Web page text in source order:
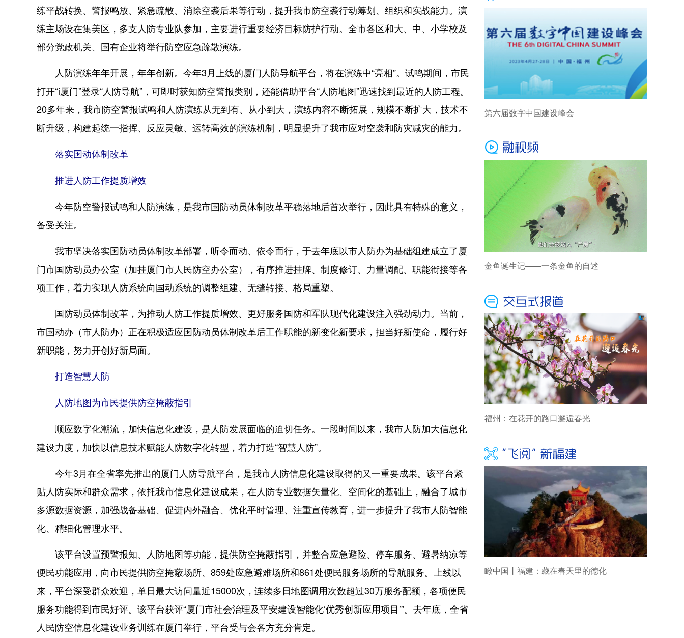
练平战转换、警报鸣放、紧急疏散、消除空袭后果等行动，提升我市防空袭行动筹划、组织和实战能力。演
练主场设在集美区，多支人防专业队参加，主要进行重要经济目标防护行动。全市各区和大、中、小学校及
部分党政机关、国有企业将举行防空应急疏散演练。
人防演练年年开展，年年创新。今年3月上线的厦门人防导航平台，将在演练中“亮相”。试鸣期间，市民
打开“i厦门”登录“人防导航”，可即时获知防空警报类别，还能借助平台“人防地图”迅速找到最近的人防工程。
20多年来，我市防空警报试鸣和人防演练从无到有、从小到大，演练内容不断拓展，规模不断扩大，技术不
断升级，构建起统一指挥、反应灵敏、运转高效的演练机制，明显提升了我市应对空袭和防灾减灾的能力。
落实国动体制改革
推进人防工作提质增效
今年防空警报试鸣和人防演练，是我市国防动员体制改革平稳落地后首次举行，因此具有特殊的意义，
备受关注。
我市坚决落实国防动员体制改革部署，听令而动、依令而行，于去年底以市人防办为基础组建成立了厦
门市国防动员办公室（加挂厦门市人民防空办公室），有序推进挂牌、制度修订、力量调配、职能衔接等各
项工作，着力实现人防系统向国动系统的调整组建、无缝转接、格局重塑。
国防动员体制改革，为推动人防工作提质增效、更好服务国防和军队现代化建设注入强劲动力。当前，
市国动办（市人防办）正在积极适应国防动员体制改革后工作职能的新变化新要求，担当好新使命，履行好
新职能，努力开创好新局面。
打造智慧人防
人防地图为市民提供防空掩蔽指引
顺应数字化潮流，加快信息化建设，是人防发展面临的迫切任务。一段时间以来，我市人防加大信息化
建设力度，加快以信息技术赋能人防数字化转型，着力打造“智慧人防”。
今年3月在全省率先推出的厦门人防导航平台，是我市人防信息化建设取得的又一重要成果。该平台紧
贴人防实际和群众需求，依托我市信息化建设成果，在人防专业数据矢量化、空间化的基础上，融合了城市
多源数据资源，加强战备基础、促进内外融合、优化平时管理、注重宣传教育，进一步提升了我市人防智能
化、精细化管理水平。
该平台设置预警报知、人防地图等功能，提供防空掩蔽指引，并整合应急避险、停车服务、避暑纳凉等
便民功能应用，向市民提供防空掩蔽场所、859处应急避难场所和861处便民服务场所的导航服务。上线以
来，平台深受群众欢迎，单日最大访问量近15000次，连续多日地图调用次数超过30万服务配额，各项便民
服务功能得到市民好评。该平台获评“厦门市社会治理及平安建设智能化‘优秀创新应用项目’”。去年底，全省
人民防空信息化建设业务训练在厦门举行，平台受与会各方充分肯定。
第六届数字中国建设峰会
金鱼诞生记——一条金鱼的自述
福州：在花开的路口邂逅春光
瞰中国丨福建：藏在春天里的德化